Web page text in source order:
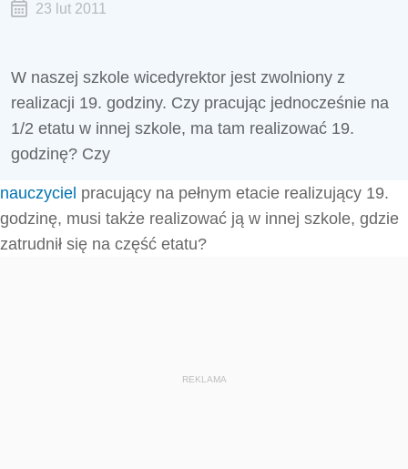
23 lut 2011
W naszej szkole wicedyrektor jest zwolniony z
realizacji 19. godziny. Czy pracując jednocześnie na
1/2 etatu w innej szkole, ma tam realizować 19.
godzinę? Czy
nauczyciel pracujący na pełnym etacie realizujący 19.
godzinę, musi także realizować ją w innej szkole, gdzie
zatrudnił się na część etatu?
REKLAMA